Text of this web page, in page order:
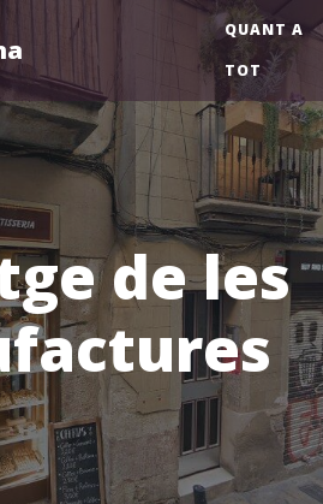
QUANT A
TOT
de les